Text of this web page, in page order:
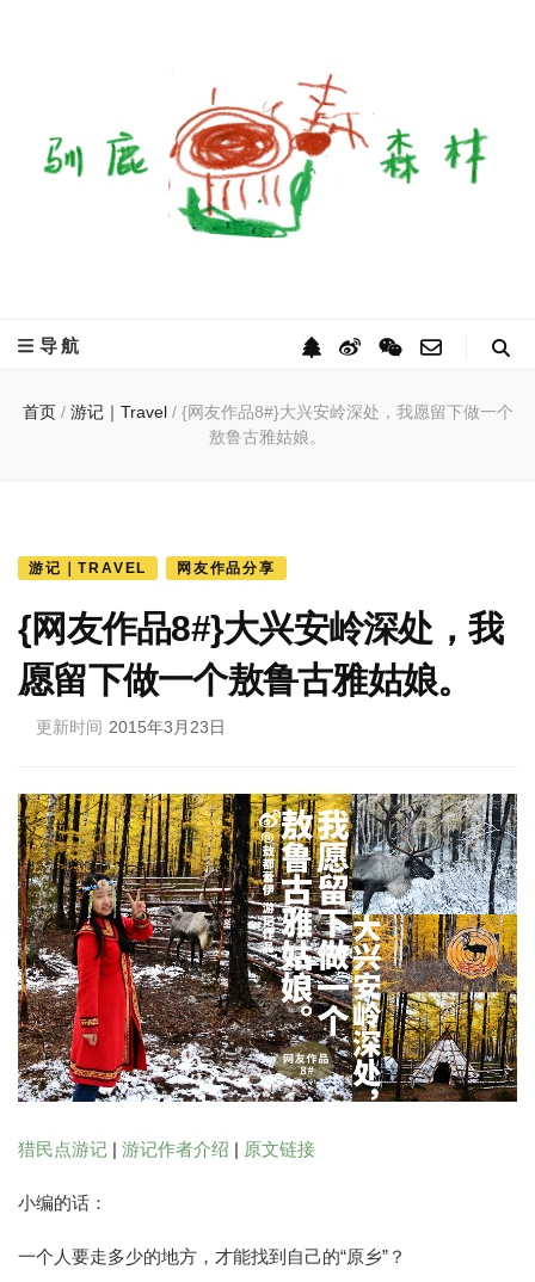
导航
首页 / 游记｜Travel / {网友作品8#}大兴安岭深处，我愿留下做一个
敖鲁古雅姑娘。
游记｜TRAVEL 网友作品分享
{网友作品8#}大兴安岭深处，我
愿留下做一个敖鲁古雅姑娘。
更新时间 2015年3月23日
猎民点游记 | 游记作者介绍 | 原文链接
小编的话：
一个人要走多少的地方，才能找到自己的“原乡”？